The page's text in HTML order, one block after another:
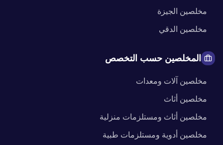
مخلصين الجيزة
مخلصين الدقي
المخلصين حسب التخصص
مخلصين آلات ومعدات
مخلصين أثاث
مخلصين أثاث ومستلزمات منزلية
مخلصين أدوية ومستلزمات طبية